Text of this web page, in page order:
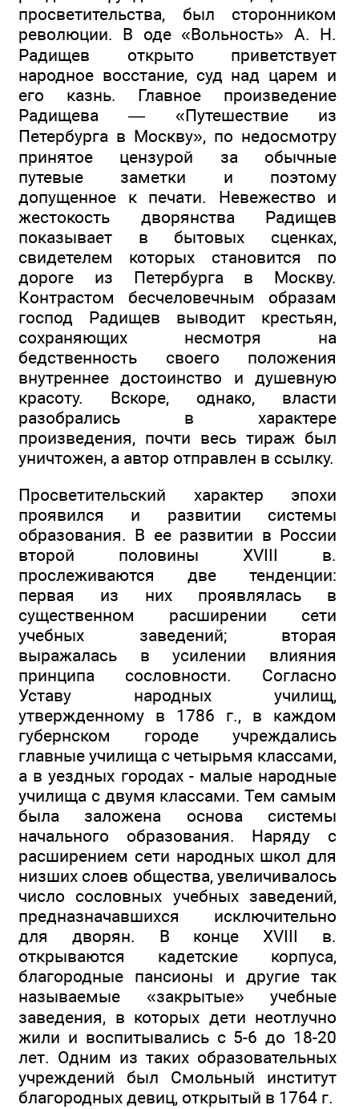
просветительства, был сторонником
революции. В оде «Вольность» А. Н.
Радищев открыто приветствует
народное восстание, суд над царем и
его казнь. Главное произведение
Радищева — «Путешествие из
Петербурга в Москву», по недосмотру
принятое цензурой за обычные
путевые заметки и поэтому
допущенное к печати. Невежество и
жестокость дворянства Радищев
показывает в бытовых сценках,
свидетелем которых становится по
дороге из Петербурга в Москву.
Контрастом бесчеловечным образам
господ Радищев выводит крестьян,
сохраняющих несмотря на
бедственность своего положения
внутреннее достоинство и душевную
красоту. Вскоре, однако, власти
разобрались в характере
произведения, почти весь тираж был
уничтожен, а автор отправлен в ссылку.
Просветительский характер эпохи
проявился и развитии системы
образования. В ее развитии в России
второй половины XVIII в.
прослеживаются две тенденции:
первая из них проявлялась в
существенном расширении сети
учебных заведений; вторая
выражалась в усилении влияния
принципа сословности. Согласно
Уставу народных училищ,
утвержденному в 1786 г., в каждом
губернском городе учреждались
главные училища с четырьмя классами,
а в уездных городах - малые народные
училища с двумя классами. Тем самым
была заложена основа системы
начального образования. Наряду с
расширением сети народных школ для
низших слоев общества, увеличивалось
число сословных учебных заведений,
предназначавшихся исключительно
для дворян. В конце XVIII в.
открываются кадетские корпуса,
благородные пансионы и другие так
называемые «закрытые» учебные
заведения, в которых дети неотлучно
жили и воспитывались с 5-6 до 18-20
лет. Одним из таких образовательных
учреждений был Смольный институт
благородных девиц, открытый в 1764 г.